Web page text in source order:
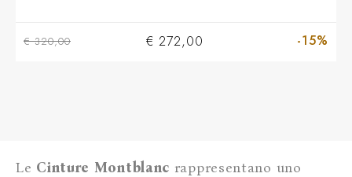
€ 320,00 € 272,00 -15%
Le Cinture Montblanc rappresentano uno